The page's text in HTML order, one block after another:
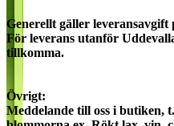
Generellt gäller
För leverans utanför
tillkomma.
Övrigt:
Meddelande till oss i butiken,